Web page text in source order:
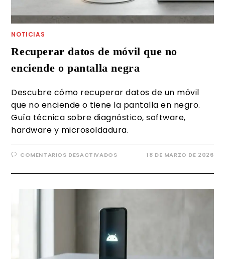
NOTICIAS
Recuperar datos de móvil que no
enciende o pantalla negra
Descubre cómo recuperar datos de un móvil
que no enciende o tiene la pantalla en negro.
Guía técnica sobre diagnóstico, software,
hardware y microsoldadura.
COMENTARIOS DESACTIVADOS 18 DE MARZO DE 2026